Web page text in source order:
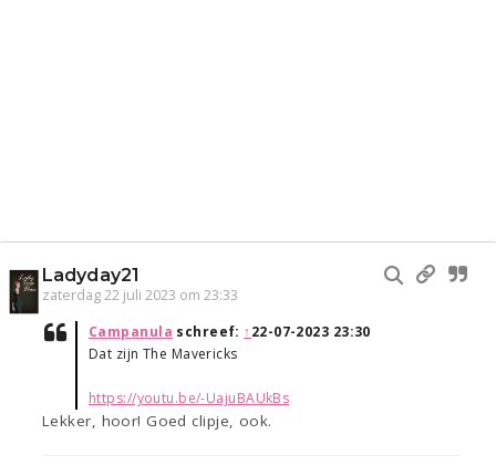
Ladyday21
zaterdag 22 juli 2023 om 23:33
Campanula schreef: ↑22-07-2023 23:30
Dat zijn The Mavericks
https://youtu.be/-UajuBAUkBs
Lekker, hoor! Goed clipje, ook.